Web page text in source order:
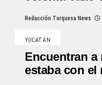
Redacción Turquesa News
YUCATÁN
Encuentran a
estaba con el